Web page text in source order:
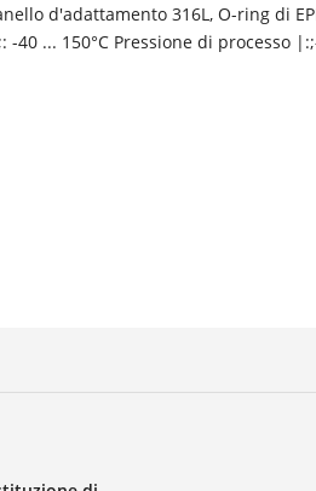
d'adattamento 316L, O-ring di
40 ... 150°C Pressione di processo